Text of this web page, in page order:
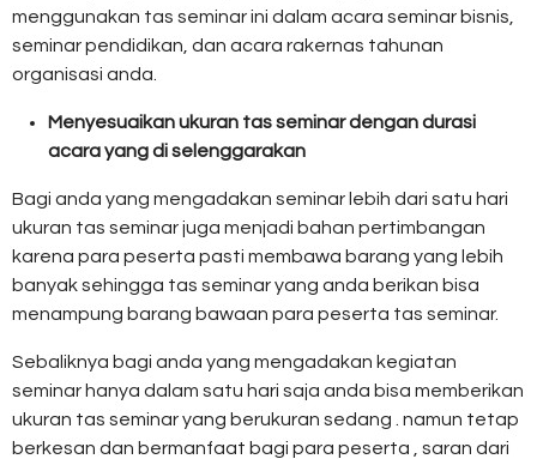
menggunakan tas seminar ini dalam acara seminar bisnis,
seminar pendidikan, dan acara rakernas tahunan
organisasi anda.
Menyesuaikan ukuran tas seminar dengan durasi
acara yang di selenggarakan
Bagi anda yang mengadakan seminar lebih dari satu hari
ukuran tas seminar juga menjadi bahan pertimbangan
karena para peserta pasti membawa barang yang lebih
banyak sehingga tas seminar yang anda berikan bisa
menampung barang bawaan para peserta tas seminar.
Sebaliknya bagi anda yang mengadakan kegiatan
seminar hanya dalam satu hari saja anda bisa memberikan
ukuran tas seminar yang berukuran sedang . namun tetap
berkesan dan bermanfaat bagi para peserta , saran dari